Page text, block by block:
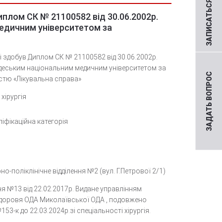
ЗАДАТЬ ВОПРОС
СК № 21100582 від 30.06.2002р.
університетом за
здобув Диплом СК № 21100582 від 30.06.2002р.
національним медичним університетом за
«Лікувальна справа»
категорія
поліклінічне відділення №2 (вул. Г.Петрової 2/1)
№13 від 22.02.2017р. Видане управлінням
ОДА Миколаївської ОДА , подовжено
к до 22.03.2024р.зі спеціальності хірургія.